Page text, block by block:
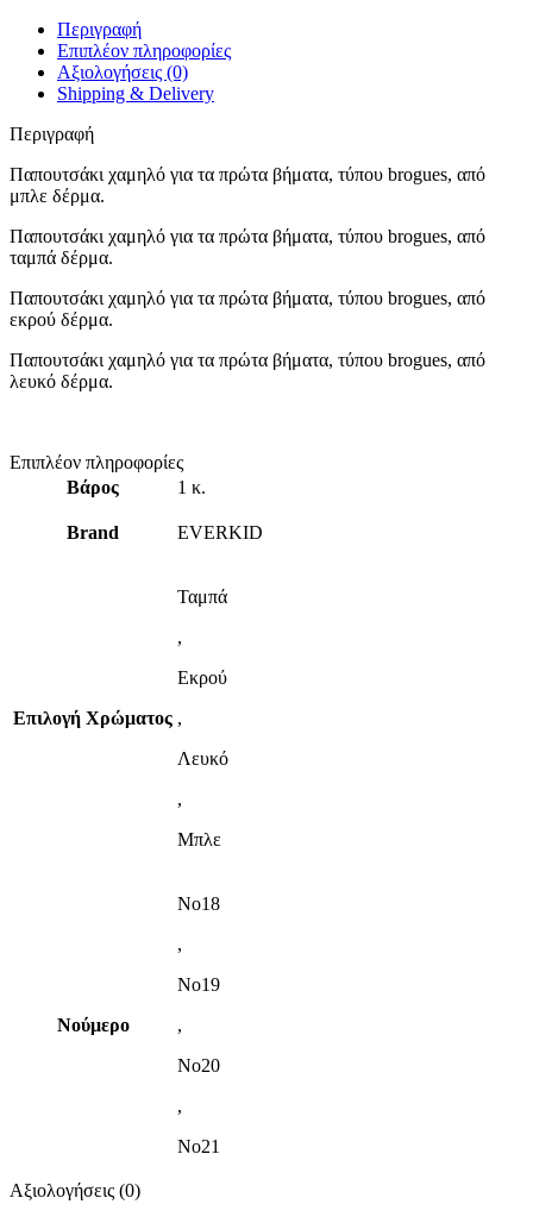
Περιγραφή
Επιπλέον πληροφορίες
Αξιολογήσεις (0)
Shipping & Delivery
Περιγραφή
Παπουτσάκι χαμηλό για τα πρώτα βήματα, τύπου brogues, από
μπλε δέρμα.
Παπουτσάκι χαμηλό για τα πρώτα βήματα, τύπου brogues, από
ταμπά δέρμα.
Παπουτσάκι χαμηλό για τα πρώτα βήματα, τύπου brogues, από
εκρού δέρμα.
Παπουτσάκι χαμηλό για τα πρώτα βήματα, τύπου brogues, από
λευκό δέρμα.
Επιπλέον πληροφορίες
Βάρος
1 κ.
Brand EVERKID
Επιλογή Χρώματος
Ταμπά
,
Εκρού
,
Λευκό
,
Μπλε
Νούμερο
Νο18
,
Νο19
,
Νο20
,
Νο21
Αξιολογήσεις (0)